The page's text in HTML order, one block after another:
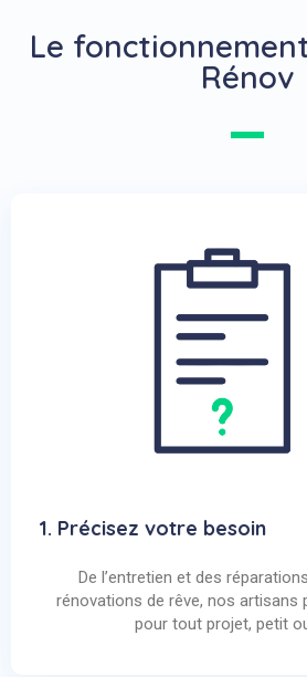
Le
Rénov
1. Précisez votre besoin
De l’entretien et des
rénovations de rêve, nos artisans
pour tout projet, petit